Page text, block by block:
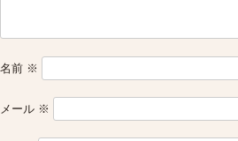
名前 ※
メール ※